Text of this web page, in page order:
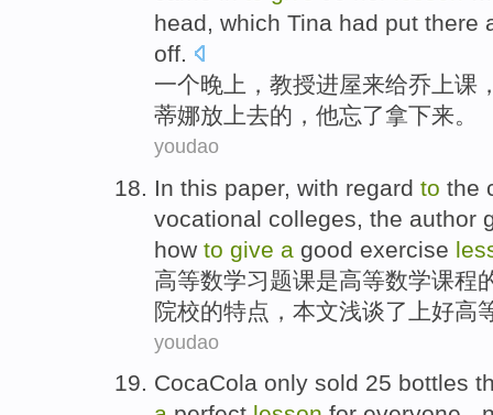
head, which Tina had put there
off.
一个晚上 ， 教授进屋来给乔 上课
蒂娜放 上去的， 他忘了拿下来。
youdao
In this paper, with regard to the
vocational colleges, the author
how to give a good exercise
高等数学习题课是高等数学课程
院校的特点 ， 本文浅谈了上好高
youdao
CocaCola only sold 25 bottles